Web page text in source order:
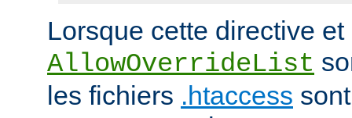
Lorsque cette directive
AllowOverrideList
les fichiers .htaccess